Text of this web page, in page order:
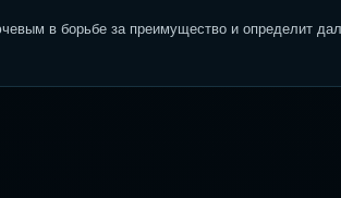
в борьбе за преимущество и определит